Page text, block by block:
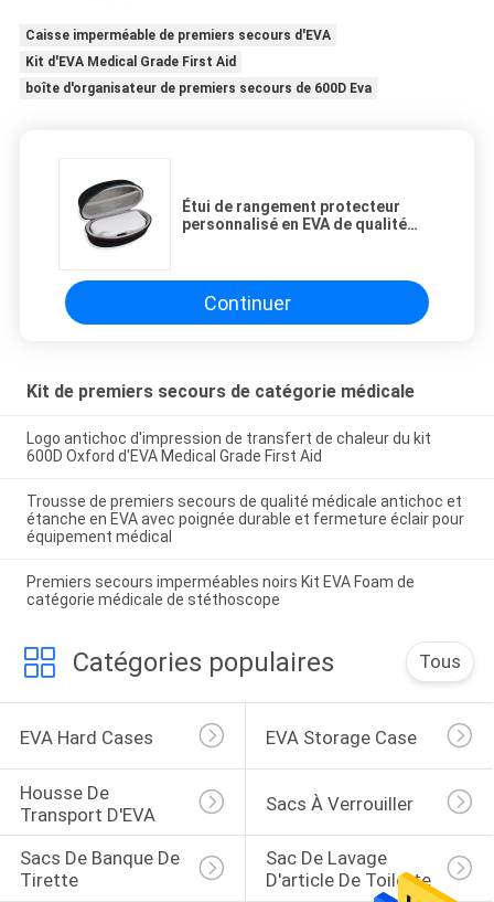
Caisse imperméable de premiers secours d'EVA
Kit d'EVA Medical Grade First Aid
boîte d'organisateur de premiers secours de 600D Eva
Étui de rangement protecteur
personnalisé en EVA de qualité
appareils médicaux
Continuer
Kit de premiers secours de catégorie médicale
Logo antichoc d'impression de transfert de chaleur du kit
600D Oxford d'EVA Medical Grade First Aid
Trousse de premiers secours de qualité médicale antichoc et
étanche en EVA avec poignée durable et fermeture éclair pour
équipement médical
Premiers secours imperméables noirs Kit EVA Foam de
catégorie médicale de stéthoscope
Catégories populaires Tous
EVA Hard Cases EVA Storage Case
Housse De
Transport D'EVA
Sacs À Verrouiller
Sacs De Banque De
Tirette
Sac De Lavage
D'article De Toilette